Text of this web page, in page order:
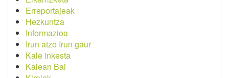
Erreportajeak
Hezkuntza
Informazioa
Irun atzo Irun gaur
Kale inkesta
Kalean Bai